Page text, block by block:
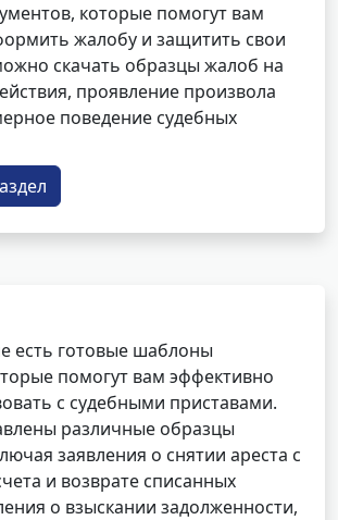
которые помогут вам
жалобу и защитить свои
скачать образцы жалоб на
проявление произвола
поведение судебных
есть готовые шаблоны
помогут вам эффективно
с судебными приставами.
различные образцы
заявления о снятии ареста с
и возврате списанных
о взыскании задолженности,